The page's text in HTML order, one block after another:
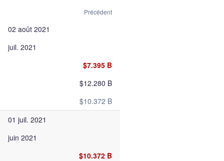
Précédent
02 août 2021
juil. 2021
$7.395 B
$12.280 B
$10.372 B
01 juil. 2021
juin 2021
$10.372 B